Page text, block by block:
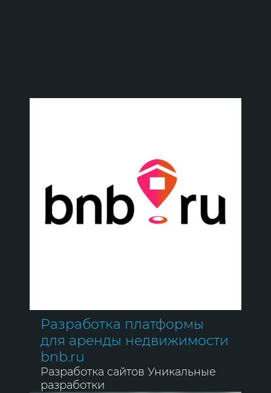
Разработка платформы
для аренды недвижимости
bnb.ru
Разработка сайтов Уникальные
разработки